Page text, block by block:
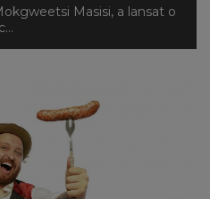
Masisi, a lansat o